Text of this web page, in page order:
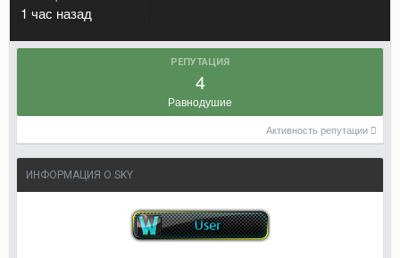
1 час назад
РЕПУТАЦИЯ
4
Равнодушие
Активность репутации
ИНФОРМАЦИЯ О SKY